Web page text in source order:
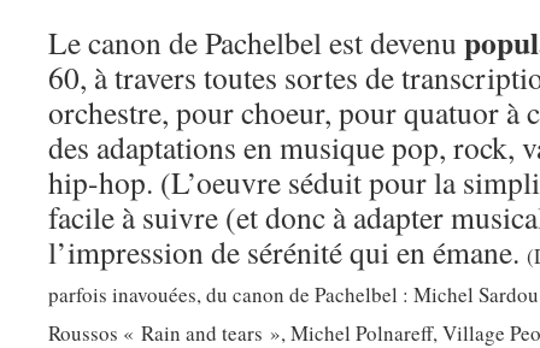
Le canon de Pachelbel est devenu
60, à travers toutes sortes de
orchestre, pour choeur, pour quatuor à
des adaptations en musique pop, rock,
hip-hop. (L’oeuvre séduit pour la
facile à suivre (et donc à adapter
l’impression de sérénité qui en émane.
parfois inavouées, du canon de Pachelbel : Michel
Roussos « Rain and tears », Michel Polnareff, Village